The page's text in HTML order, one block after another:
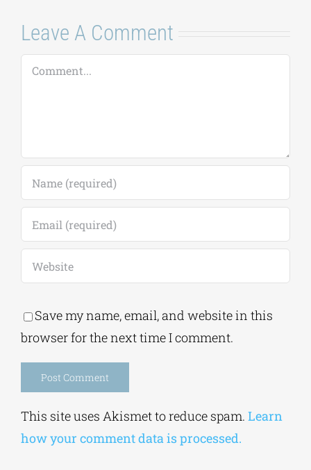
Leave A Comment
Comment
Save my name, email, and website in this
browser for the next time I comment.
This site uses Akismet to reduce spam. Learn
how your comment data is processed.